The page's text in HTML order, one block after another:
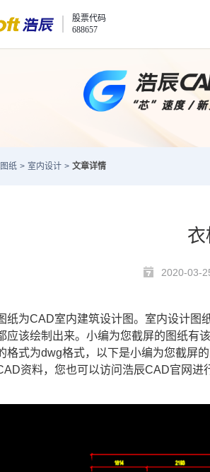
股票代码
688657
纸 > 室内设计 > 文章详情
2020-03-
纸为CAD室内建筑设计图。室内设计图
应该绘制出来。小编为您截屏的图纸有
格式为dwg格式，以下是小编为您截屏
资料，您也可以访问浩辰CAD官网进